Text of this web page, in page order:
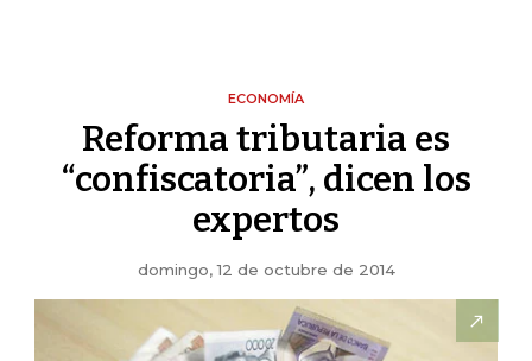
ECONOMÍA
Reforma tributaria es
“confiscatoria”, dicen los
expertos
domingo, 12 de octubre de 2014